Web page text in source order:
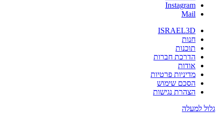
Instagram
Mail
ISRAEL3D
חנות
תוכנות
הדרכת חברות
אודות
מדיניות פרטיות
הסכם שימוש
הצהרת נגישות
גלול למעלה